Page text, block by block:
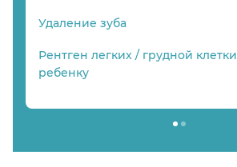
Удаление зуба
Рентген легких / грудной клетки
ребенку